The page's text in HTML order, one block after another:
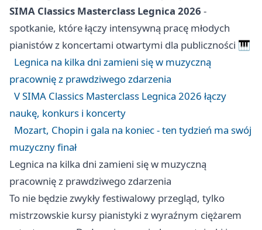
SIMA Classics Masterclass Legnica 2026 -
spotkanie, które łączy intensywną pracę młodych
pianistów z koncertami otwartymi dla publiczności 🎹
Legnica na kilka dni zamieni się w muzyczną
pracownię z prawdziwego zdarzenia
V SIMA Classics Masterclass Legnica 2026 łączy
naukę, konkurs i koncerty
Mozart, Chopin i gala na koniec - ten tydzień ma swój
muzyczny finał
Legnica na kilka dni zamieni się w muzyczną
pracownię z prawdziwego zdarzenia
To nie będzie zwykły festiwalowy przegląd, tylko
mistrzowskie kursy pianistyki z wyraźnym ciężarem